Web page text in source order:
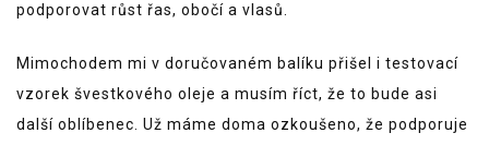
podporovat růst řas, obočí a vlasů.
Mimochodem mi v doručovaném balíku přišel i testovací
vzorek švestkového oleje a musím říct, že to bude asi
další oblíbenec. Už máme doma ozkoušeno, že podporuje